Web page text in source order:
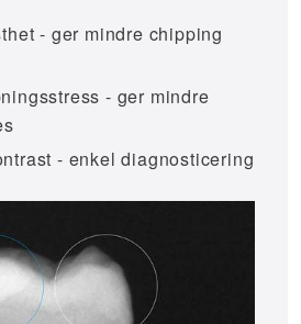
- ger mindre chipping
- ger mindre
- enkel diagnosticering